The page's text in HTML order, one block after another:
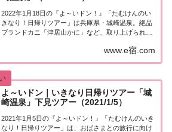
2022年1月18日の『よ～いドン！』「たむけんのい
きなり！日帰りツアー」は兵庫県・城崎温泉。絶品
ブランドカニ「津居山かに」など、取り上げられた
街行く人にいきなり声をかけ、そのまま日帰りツア
ーにご招待する『たむけんの日帰りツアー』のコ...
www.e宿.com
よ～いドン｜いきなり日帰りツアー「城
崎温泉」下見ツアー（2021/1/5）
2021年1月5日の『よ～いドン！』「たむけんのいき
なり！日帰りツアー」は、おばさまとの旅行に向け